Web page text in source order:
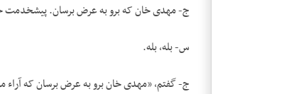
ج- مهدی خان که برو به عرض برسان. پیشخدمت
س- بله، بله.
ج- گفتم، «مهدی خان برو به عرض برسان که